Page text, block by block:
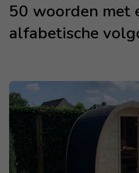
50 woorden met
alfabetische